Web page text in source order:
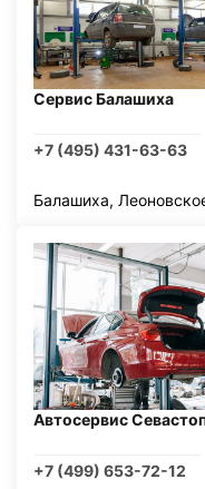
Сервис Балашиха
+7 (495) 431-63-63
Балашиха,
Автосервис
+7 (499) 653-72-12